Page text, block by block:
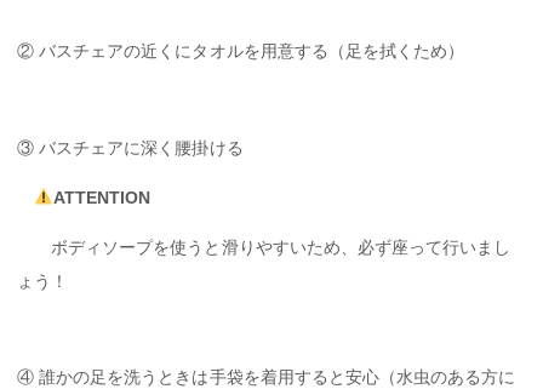
② バスチェアの近くにタオルを用意する（足を拭くため）
③ バスチェアに深く腰掛ける
ATTENTION
ボディソープを使うと滑りやすいため、必ず座って行いまし
ょう！
④ 誰かの足を洗うときは手袋を着用すると安心（水虫のある方に